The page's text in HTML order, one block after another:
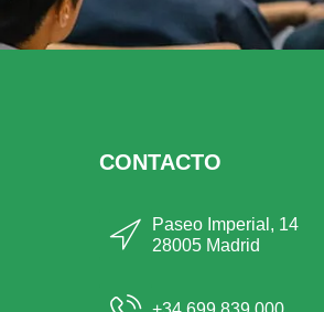
CONTACTO
Paseo Imperial, 14
28005 Madrid